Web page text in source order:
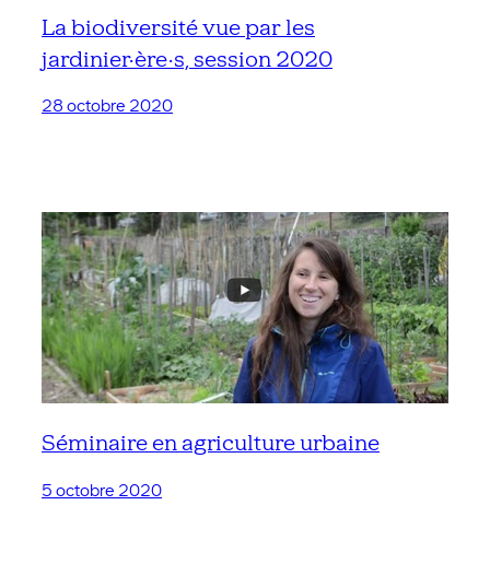
La biodiversité vue par les
jardinier·ère·s, session 2020
28 octobre 2020
Séminaire en agriculture urbaine
5 octobre 2020